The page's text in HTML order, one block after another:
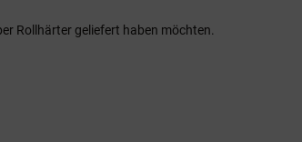
Rollhärter geliefert haben möchten.